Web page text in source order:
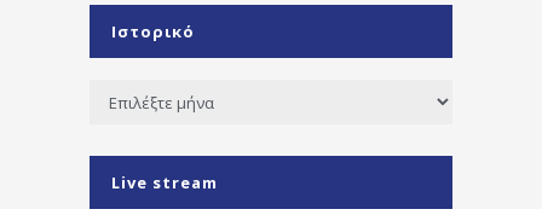
Ιστορικό
Ιστορικό
Live stream